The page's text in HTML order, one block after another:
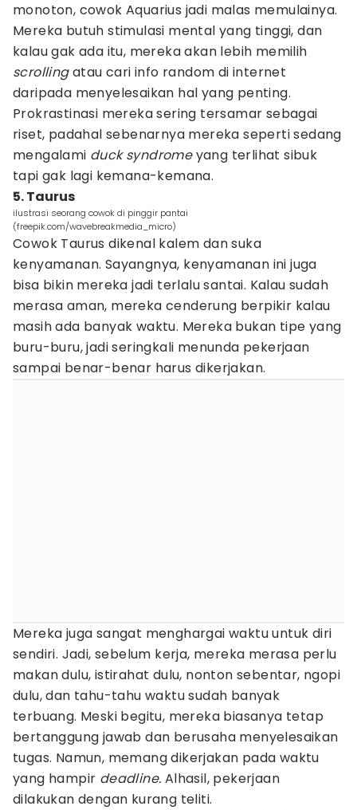
monoton, cowok Aquarius jadi malas memulainya.
Mereka butuh stimulasi mental yang tinggi, dan
kalau gak ada itu, mereka akan lebih memilih
scrollingatau cari info random di internet
daripada menyelesaikan hal yang penting.
Prokrastinasi mereka sering tersamar sebagai
riset, padahal sebenarnya mereka seperti sedang
mengalami duck syndromeyang terlihat sibuk
tapi gak lagi kemana-kemana.
5. Taurus
ilustrasi seorang cowok di pinggir pantai
(freepik.com/wavebreakmedia_micro)
Cowok Taurus dikenal kalem dan suka
kenyamanan. Sayangnya, kenyamanan ini juga
bisa bikin mereka jadi terlalu santai. Kalau sudah
merasa aman, mereka cenderung berpikir kalau
masih ada banyak waktu. Mereka bukan tipe yang
buru-buru, jadi seringkali menunda pekerjaan
sampai benar-benar harus dikerjakan.
Mereka juga sangat menghargai waktu untuk diri
sendiri. Jadi, sebelum kerja, mereka merasa perlu
makan dulu, istirahat dulu, nonton sebentar, ngopi
dulu, dan tahu-tahu waktu sudah banyak
terbuang. Meski begitu, mereka biasanya tetap
bertanggung jawab dan berusaha menyelesaikan
tugas. Namun, memang dikerjakan pada waktu
yang hampir deadline. Alhasil, pekerjaan
dilakukan dengan kurang teliti.